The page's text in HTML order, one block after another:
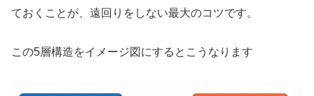
ておくことが、遠回りをしない最大のコツです。
この5層構造をイメージ図にするとこうなります